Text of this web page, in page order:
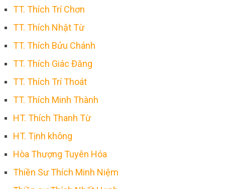
TT. Thích Trí Chơn
TT. Thích Nhật Từ
TT. Thích Bửu Chánh
TT. Thích Giác Đăng
TT. Thích Trí Thoát
TT. Thích Minh Thành
HT. Thích Thanh Từ
HT. Tịnh không
Hòa Thượng Tuyên Hóa
Thiền Sư Thích Minh Niệm